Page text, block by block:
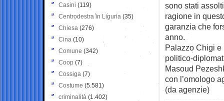
sono stati
ragione in
garanzia che
anno.
Palazzo Chigi e
politico-
Masoud
con l’omologo
(da agenzie)
Casini (119)
Centrodestra in Liguria (35)
Chiesa (276)
Cina (10)
Comune (342)
Coop (7)
Cossiga (7)
Costume (5.581)
criminalità (1.402)